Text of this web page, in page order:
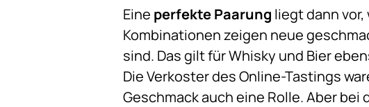
Eine perfekte Paarung liegt dann vor,
Kombinationen zeigen neue
sind. Das gilt für Whisky und Bier
Die Verkoster des Online-Tastings
Geschmack auch eine Rolle. Aber